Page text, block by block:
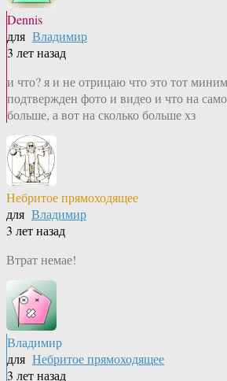
Dennis
для Владимир
3 лет назад
и что? я и не отрицаю что это тот
подтвержден фото и видео и что на
больше, а вот на сколько больше хз
Небритое прямоходящее
для Владимир
3 лет назад
Втрат немае!
Владимир
для Небритое прямоходящее
3 лет назад